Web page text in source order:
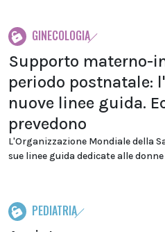
GINECOLOGIA
Supporto materno-
periodo postnatale:
nuove linee guida.
prevedono
L'Organizzazione Mondiale della
sue linee guida dedicate alle
PEDIATRIA